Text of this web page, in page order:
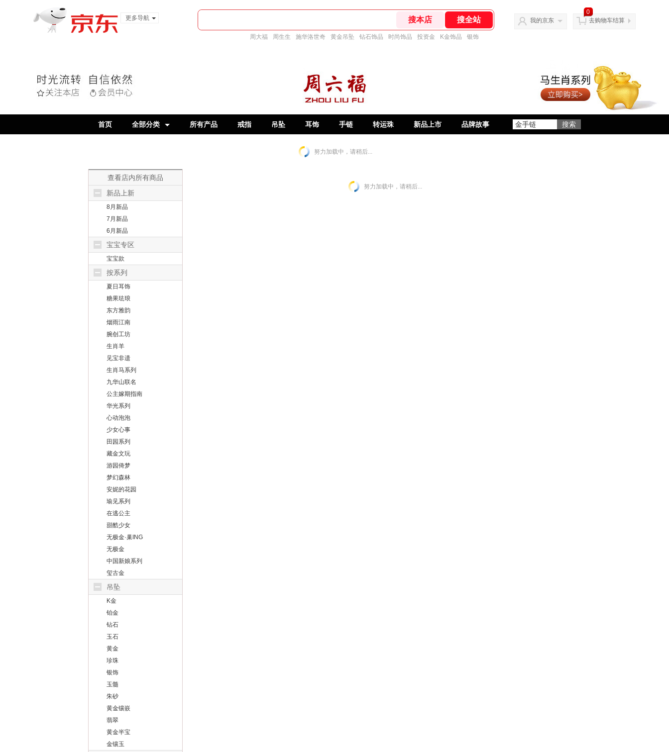
更多导航
周大福 周生生 施华洛世奇 黄金吊坠 钻石饰品 时尚饰品 投资金 K金饰品 银饰
我的京东
0
去购物车结算
首页 全部分类 所有产品 戒指 吊坠 耳饰 手链 转运珠 新品上市 品牌故事
努力加载中，请稍后...
查看店内所有商品
新品上新
8月新品
7月新品
6月新品
宝宝专区
宝宝款
按系列
夏日耳饰
糖果珐琅
东方雅韵
烟雨江南
腕创工坊
生肖羊
见宝非遗
生肖马系列
九华山联名
公主嫁期指南
华光系列
心动泡泡
少女心事
田园系列
藏金文玩
游园倚梦
梦幻森林
安妮的花园
瑜见系列
在逃公主
甜酷少女
无极金·巢ING
无极金
中国新娘系列
玺古金
吊坠
K金
铂金
钻石
玉石
黄金
珍珠
银饰
玉髓
朱砂
黄金镶嵌
翡翠
黄金半宝
金镶玉
努力加载中，请稍后...